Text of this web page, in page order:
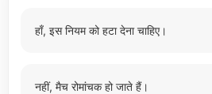
हाँ, इस नियम को हटा देना चाहिए।
नहीं, मैच रोमांचक हो जाते हैं।